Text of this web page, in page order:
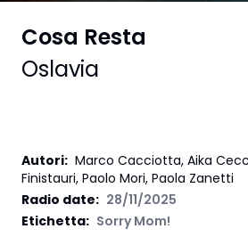
Cosa Resta
Oslavia
Autori: Marco Cacciotta, Aika
Finistauri, Paolo Mori, Paola Zanetti
Radio date: 28/11/2025
Etichetta: Sorry Mom!